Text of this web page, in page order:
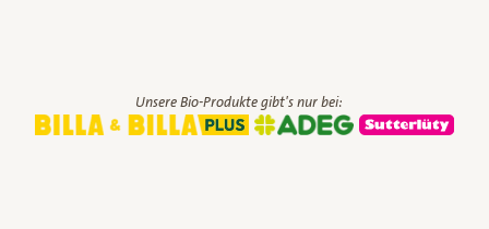
Unsere Bio-Produkte gibt's nur bei: